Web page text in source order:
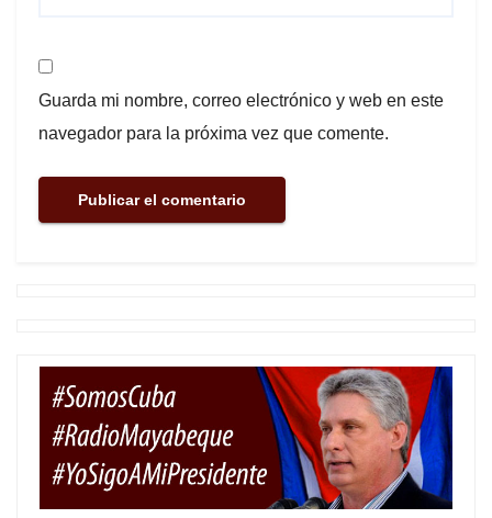
Guarda mi nombre, correo electrónico y web en este
navegador para la próxima vez que comente.